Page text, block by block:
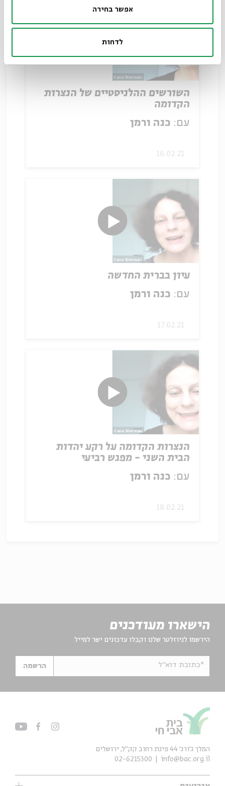
אפשר בחירה
לדחות
השורשים ההלניסטיים של הנצרות
הקדומה
עם: כנה ורמן
16.02.21
עיון בברית החדשה
עם: כנה ורמן
17.02.21
הנצרות הקדומה על רקע יהדות
הבית השני - מפגש רביעי
עם: כנה ורמן
18.02.21
הישארו מעודכנים
הירשמו לניוזלטר שלנו וקבלו עדכונים ישר למייל
*כתובת דוא"ל הרשמה
המלך ג'ורג' 44 פינת רחוב קק״ל, ירושלים
info@bac.org.il
02-6215300